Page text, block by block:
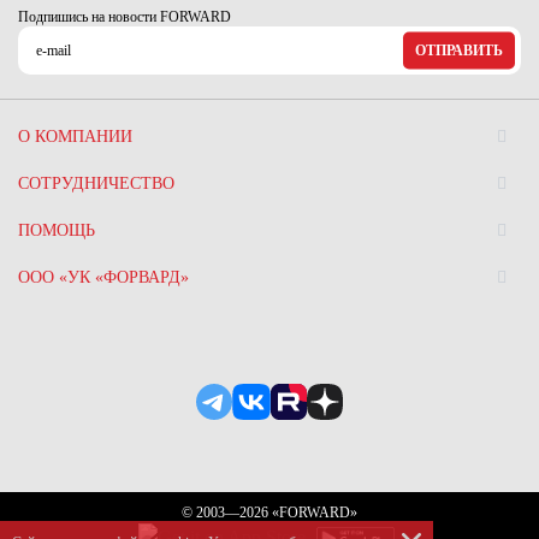
Челябинская область (2)
Подпишись на новости FORWARD
ОТПРАВИТЬ
О КОМПАНИИ
СОТРУДНИЧЕСТВО
ПОМОЩЬ
ООО «УК «ФОРВАРД»
© 2003—2026 «FORWARD»